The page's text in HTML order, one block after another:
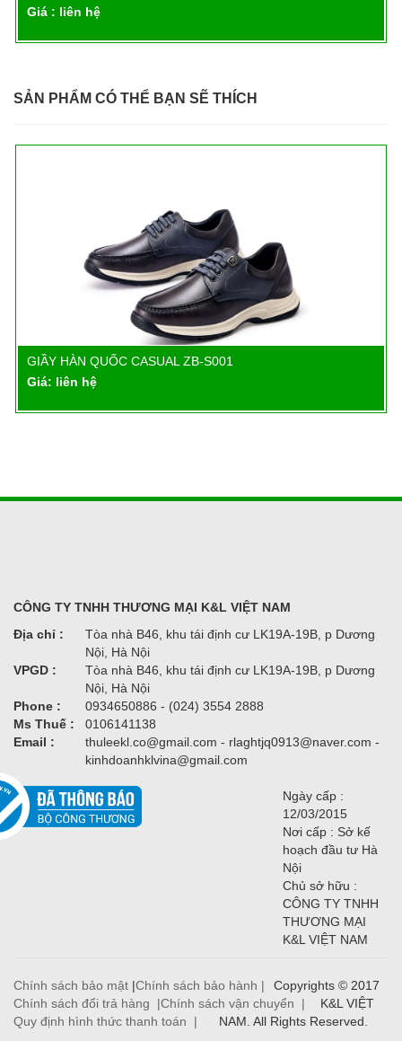
Giá : liên hệ
SẢN PHẨM CÓ THỂ BẠN SẼ THÍCH
Chi tiết
GIẦY HÀN QUỐC CASUAL ZB-S001
Giá: liên hệ
CÔNG TY TNHH THƯƠNG MẠI K&L VIỆT NAM
Địa chỉ :
Tòa nhà B46, khu tái định cư LK19A-19B, p Dương
Nội, Hà Nội
VPGD :
Tòa nhà B46, khu tái định cư LK19A-19B, p Dương
Nội, Hà Nội
Phone :
0934650886 - (024) 3554 2888
Ms Thuế :
0106141138
Email :
thuleekl.co@gmail.com - rlaghtjq0913@naver.com -
kinhdoanhklvina@gmail.com
Ngày cấp :
12/03/2015
Nơi cấp : Sở kế
hoạch đầu tư Hà
Nội
Chủ sở hữu :
CÔNG TY TNHH
THƯƠNG MẠI
K&L VIỆT NAM
Chính sách bảo mật |Chính sách bảo hành |
Chính sách đổi trả hàng |Chính sách vận chuyển |
Quy định hình thức thanh toán |
Copyrights © 2017
K&L VIỆT
NAM. All Rights Reserved.